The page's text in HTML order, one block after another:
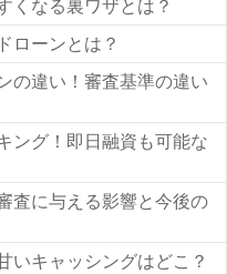
くなる裏ワザとは？
ローンとは？
の違い！審査基準の違い
ング！即日融資も可能な
査に与える影響と今後の
いキャッシングはどこ？